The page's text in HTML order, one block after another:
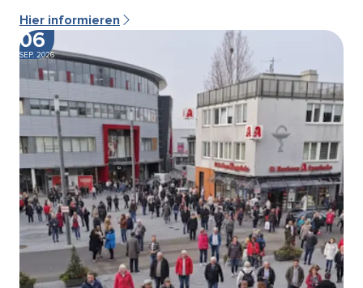
Hier informieren
06
SEP. 2026